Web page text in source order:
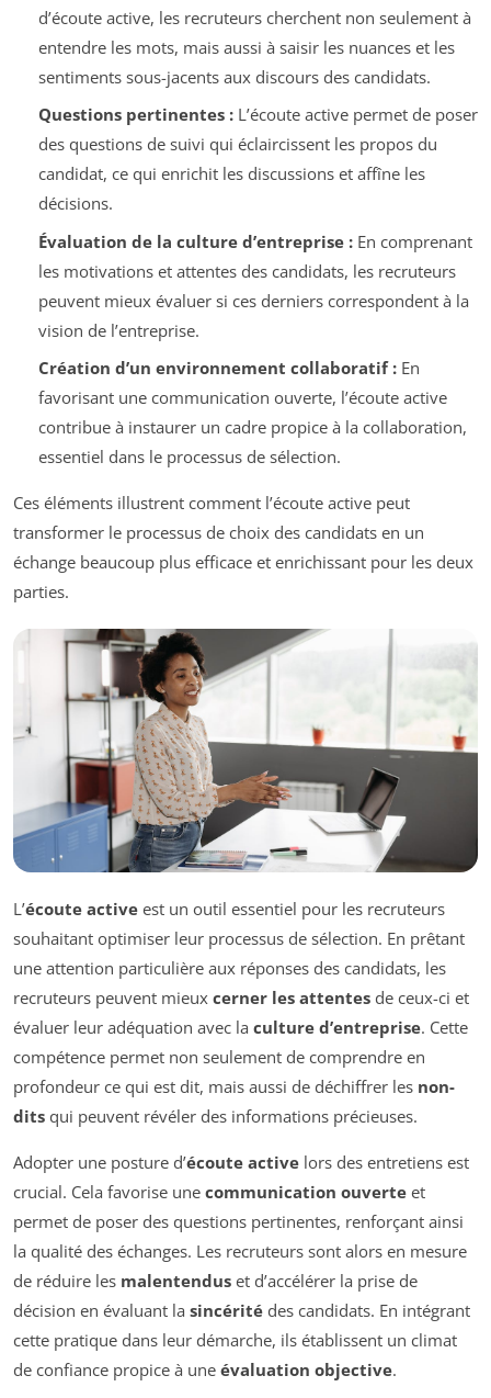
d’écoute active, les recruteurs cherchent non seulement à
entendre les mots, mais aussi à saisir les nuances et les
sentiments sous-jacents aux discours des candidats.
Questions pertinentes :L’écoute active permet de poser
des questions de suivi qui éclaircissent les propos du
candidat, ce qui enrichit les discussions et affîne les
décisions.
Évaluation de la culture d’entreprise :En comprenant
les motivations et attentes des candidats, les recruteurs
peuvent mieux évaluer si ces derniers correspondent à la
vision de l’entreprise.
Création d’un environnement collaboratif :En
favorisant une communication ouverte, l’écoute active
contribue à instaurer un cadre propice à la collaboration,
essentiel dans le processus de sélection.
Ces éléments illustrent comment l’écoute active peut
transformer le processus de choix des candidats en un
échange beaucoup plus efficace et enrichissant pour les deux
parties.
L’écoute active est un outil essentiel pour les recruteurs
souhaitant optimiser leur processus de sélection. En prêtant
une attention particulière aux réponses des candidats, les
recruteurs peuvent mieux cerner les attentes de ceux-ci et
évaluer leur adéquation avec la culture d’entreprise. Cette
compétence permet non seulement de comprendre en
profondeur ce qui est dit, mais aussi de déchiffrer les non-
dits qui peuvent révéler des informations précieuses.
Adopter une posture d’écoute active lors des entretiens est
crucial. Cela favorise une communication ouverte et
permet de poser des questions pertinentes, renforçant ainsi
la qualité des échanges. Les recruteurs sont alors en mesure
de réduire les malentendus et d’accélérer la prise de
décision en évaluant la sincérité des candidats. En intégrant
cette pratique dans leur démarche, ils établissent un climat
de confiance propice à une évaluation objective.